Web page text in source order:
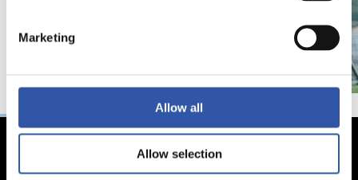
Marketing
Allow all
Allow selection